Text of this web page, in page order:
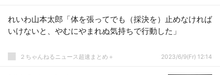
れいわ山本太郎「体を張ってでも（採決を）止めなければ
いけないと、やむにやまれぬ気持ちで行動した」
２ちゃんねるニュース超速まとめ＋ 2023/6/9(Fr) 12:14